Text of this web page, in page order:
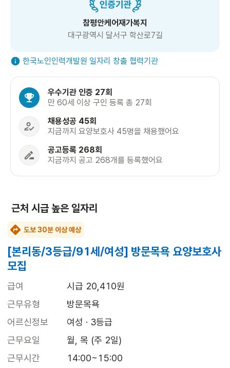
참평안케어재가복지
대구광역시 달서구 학산로7길
한국노인인력개발원 일자리 창출 협력기관
우수기관 인증 27회
만 60세 이상 구인 등록 총 27회
채용성공 45회
지금까지 요양보호사 45명을 채용했어요
공고등록 268회
지금까지 공고 268개를 등록했어요
근처 시급 높은 일자리
도보 30분 이상 예상
[본리동/3등급/91세/여성] 방문목욕 요양보호사
모집
급여
시급 20,410원
근무유형
방문목욕
어르신정보
여성 · 3등급
근무요일
월, 목 (주 2일)
근무시간
14:00~15:00